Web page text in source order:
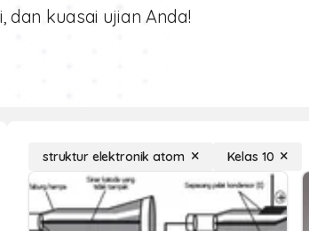
dan kuasai ujian Anda!
struktur elektronik atom Kelas 10